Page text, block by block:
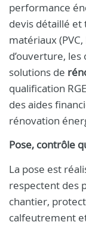
performance
devis détaillé et
matériaux
d’ouverture,
solutions de
qualification
des aides
rénovation
Pose, contrôle
La pose est
respectent des
chantier,
calfeutrement